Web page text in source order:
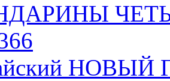
НОВЫЙ